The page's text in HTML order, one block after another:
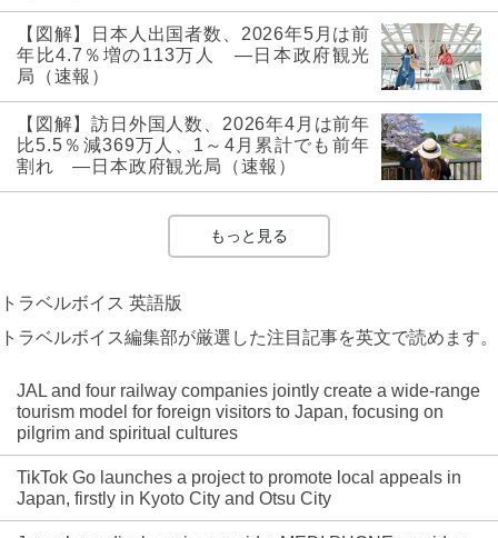
【図解】日本人出国者数、2026年5月は前
年比4.7％増の113万人 ―日本政府観光
局（速報）
【図解】訪日外国人数、2026年4月は前年
比5.5％減369万人、1～4月累計でも前年
割れ ―日本政府観光局（速報）
もっと見る
トラベルボイス 英語版
トラベルボイス編集部が厳選した注目記事を英文で読めます。
JAL and four railway companies jointly create a wide-range
tourism model for foreign visitors to Japan, focusing on
pilgrim and spiritual cultures
TikTok Go launches a project to promote local appeals in
Japan, firstly in Kyoto City and Otsu City